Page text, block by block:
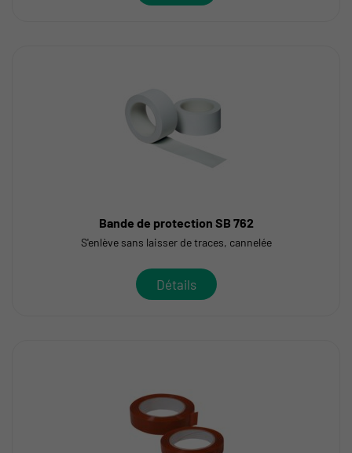
Bande de protection SB 762
S'enlève sans laisser de traces, cannelée
Détails